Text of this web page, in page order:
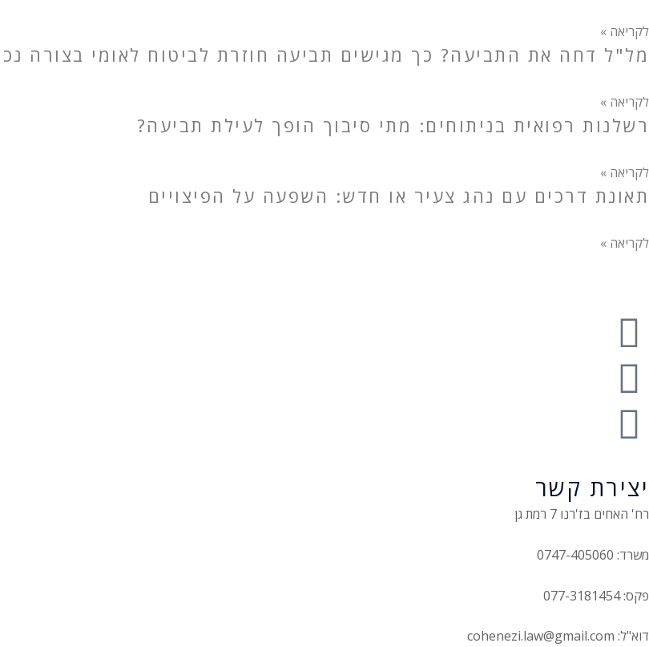
לקריאה »
מל"ל דחה את התביעה? כך מגישים תביעה חוזרת לביטוח לאומי בצורה
לקריאה »
רשלנות רפואית בניתוחים: מתי סיבוך הופך לעילת תביעה?
לקריאה »
תאונת דרכים עם נהג צעיר או חדש: השפעה על הפיצויים
לקריאה »
יצירת קשר
רח' האחים בז'רנו 7 רמת גן
משרד: 0747-405060
פקס: 077-3181454
דוא"ל: cohenezi.law@gmail.com